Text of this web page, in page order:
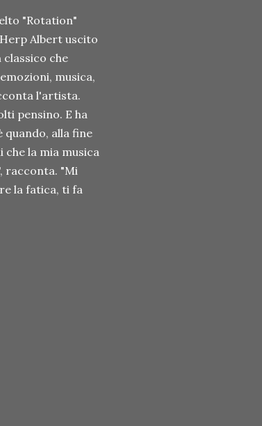
"Rotation"
Albert uscito
che
musica,
l'artista.
pensino. E ha
quando, alla fine
la mia musica
racconta. "Mi
la fatica, ti fa